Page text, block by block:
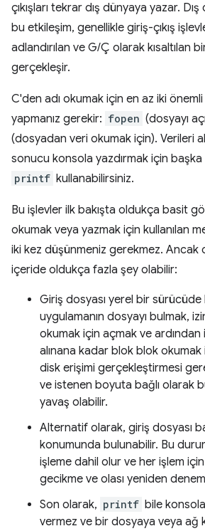
çıkışları tekrar dış dünyaya yazar.
bu etkileşim, genellikle giriş-çıkış
adlandırılan ve G/Ç olarak kısaltılan
gerçekleşir.
C'den adı okumak için en az iki önemli
yapmanız gerekir: fopen (dosyayı
(dosyadan veri okumak için). Verileri
sonucu konsola yazdırmak için
printf kullanabilirsiniz.
Bu işlevler ilk bakışta oldukça basit
okumak veya yazmak için kullanılan
iki kez düşünmeniz gerekmez. Ancak
içeride oldukça fazla şey olabilir:
Giriş dosyası yerel bir
uygulamanın dosyayı bulmak,
okumak için açmak ve ardından
alınana kadar blok blok
disk erişimi gerçekleştirmesi
ve istenen boyuta bağlı olarak
yavaş olabilir.
Alternatif olarak, giriş dosyası
konumunda bulunabilir. Bu
işleme dahil olur ve her işlem için
gecikme ve olası yeniden
Son olarak, printf bile
vermez ve bir dosyaya veya ağ